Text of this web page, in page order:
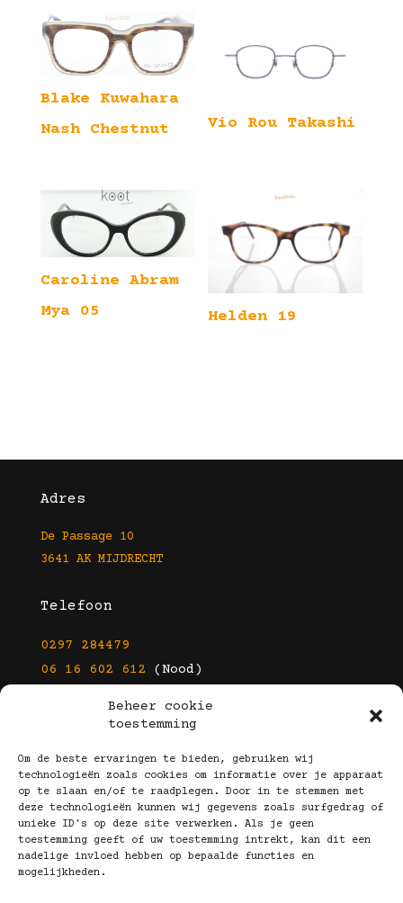
Beheer cookie
toestemming
Om de beste ervaringen te bieden, gebruiken wij
technologieën zoals cookies om informatie over je apparaat
op te slaan en/of te raadplegen. Door in te stemmen met
deze technologieën kunnen wij gegevens zoals surfgedrag of
unieke ID's op deze site verwerken. Als je geen
toestemming geeft of uw toestemming intrekt, kan dit een
nadelige invloed hebben op bepaalde functies en
mogelijkheden.
Blake Kuwahara
Nash Chestnut
Vio Rou Takashi
Caroline Abram
Mya 05
Helden 19
Adres
De Passage 10
3641 AK MIJDRECHT
Telefoon
0297 284479
06 16 602 612 (Nood)
info@kootbrillen.nl
Volg Ons!